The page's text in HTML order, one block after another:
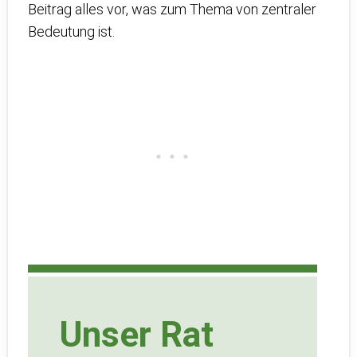
Beitrag alles vor, was zum Thema von zentraler
Bedeutung ist.
Unser Rat